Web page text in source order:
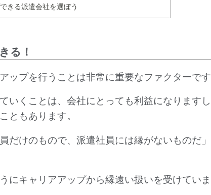
きる派遣会社を選ぼう
る！
ップを行うことは非常に重要なファクターです
いくことは、会社にとっても利益になります
ともあります。
だけのもので、派遣社員には縁がないものだ
にキャリアアップから縁遠い扱いを受けていま